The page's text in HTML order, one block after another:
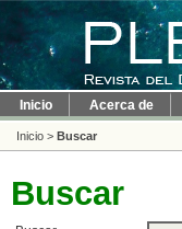
Inicio Acerca de
Inicio > Buscar
Buscar